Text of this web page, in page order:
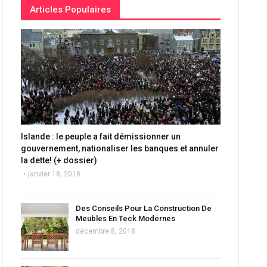
Articles Populaires
Islande : le peuple a fait démissionner un
gouvernement, nationaliser les banques et annuler
la dette! (+ dossier)
janvier 18, 2018
Des Conseils Pour La Construction De
Meubles En Teck Modernes
décembre 8, 2018